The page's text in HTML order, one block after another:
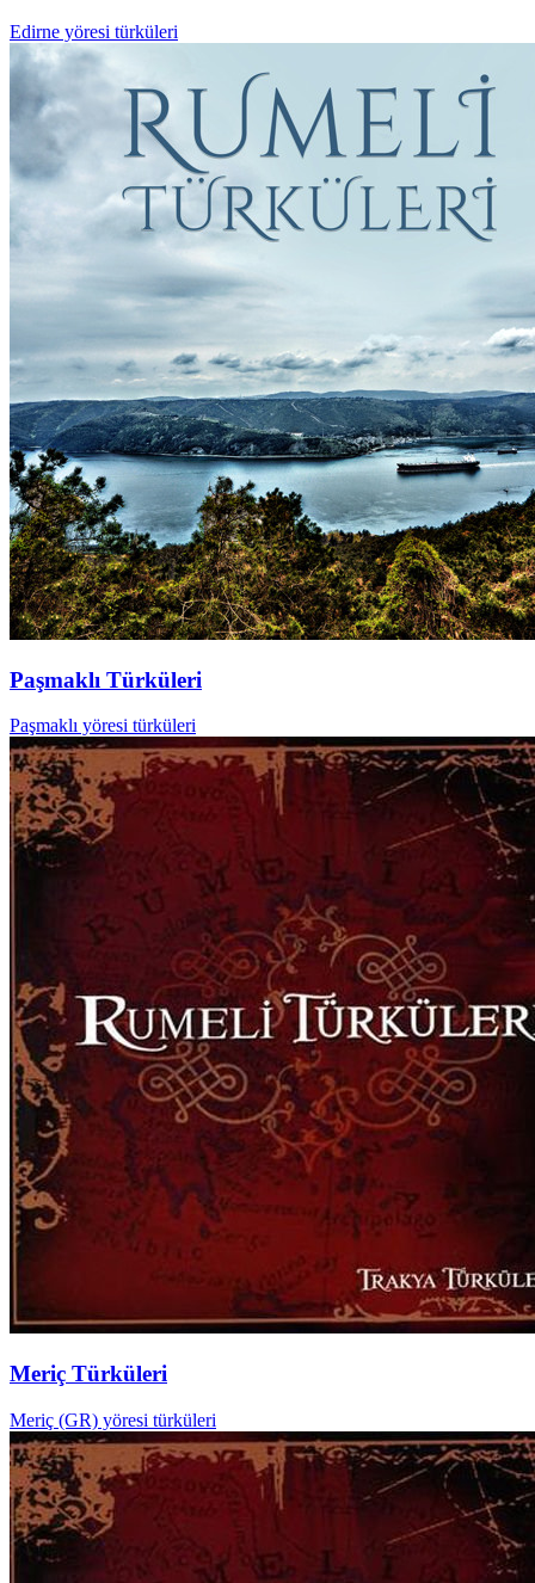
Edirne yöresi türküleri
Paşmaklı Türküleri
Paşmaklı yöresi türküleri
Meriç Türküleri
Meriç (GR) yöresi türküleri